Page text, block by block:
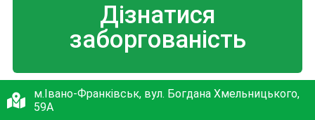
Дізнатися
заборгованість
м.Івано-Франківськ, вул. Богдана Хмельницького,
59А